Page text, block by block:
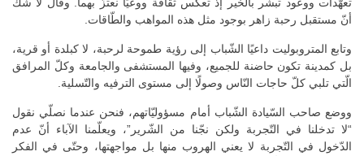
أنّ مستقبل رحبة زاهر بوجود مثل هذه المواهب والطّاقات.
وتابع المتروبوليت داعيًا الشّباب إلى رؤية طموحة لرحبة، لا كبلدة أو قرية،
بل كمدينة تكون حاضنة للجميع، وفيها المستشفى والجامعة وكلّ المرافق
الّتي تلبي كلّ حاجات النّاس وصولًا إلى مستوى الترفيه والتّسلية.
ووضع صاحب السّيادة الشّباب أمام مسؤوليّاتهم، فنحن عندما نصلّي نقول
“لا تدخلنا في التّجربة ولكن نجّنا من الشّرير”، ويعلّمنا الآباء أنّ عدم
الدّخول في التّجربة لا يعني الهروب منها بل مواجهتها، وحتّى في الفكر